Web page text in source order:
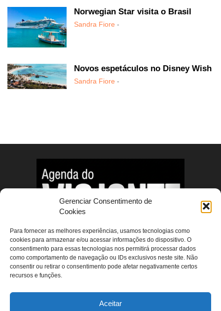
Gerenciar Consentimento de
Cookies
Para fornecer as melhores experiências, usamos tecnologias como
cookies para armazenar e/ou acessar informações do dispositivo. O
consentimento para essas tecnologias nos permitirá processar dados
como comportamento de navegação ou IDs exclusivos neste site. Não
consentir ou retirar o consentimento pode afetar negativamente certos
recursos e funções.
Aceitar
Norwegian Star visita o Brasil
Sandra Fiore -
Novos espetáculos no Disney Wish
Sandra Fiore -
ABOUT US
FOLLOW US